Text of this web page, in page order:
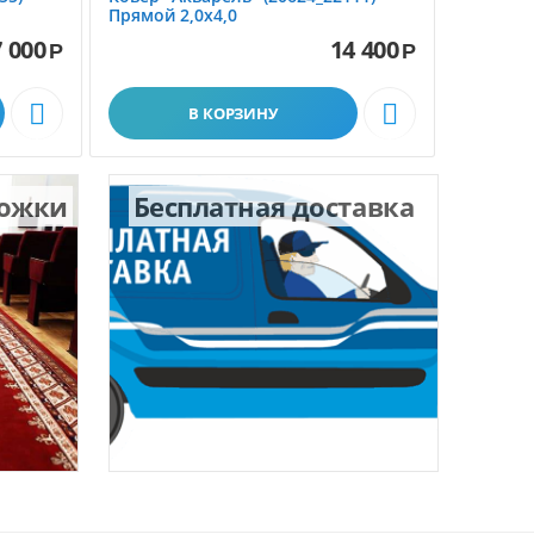
000Р

Прямой 2,0х4,0
14 400Р
В КОРЗИНУ 
Бесплатная доставка